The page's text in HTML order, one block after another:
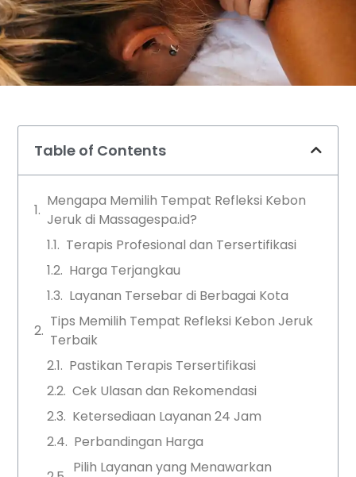
Table of Contents
Mengapa Memilih Tempat Refleksi Kebon
Jeruk di Massagespa.id?
Terapis Profesional dan Tersertifikasi
Harga Terjangkau
Layanan Tersebar di Berbagai Kota
Tips Memilih Tempat Refleksi Kebon Jeruk
Terbaik
Pastikan Terapis Tersertifikasi
Cek Ulasan dan Rekomendasi
Ketersediaan Layanan 24 Jam
Perbandingan Harga
Pilih Layanan yang Menawarkan